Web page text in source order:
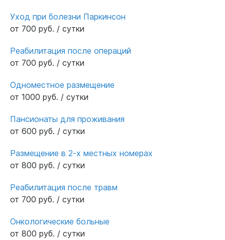
Уход при болезни Паркинсон
от 700 руб. / сутки
Реабилитация после операций
от 700 руб. / сутки
Одноместное размещение
от 1000 руб. / сутки
Пансионаты для проживания
от 600 руб. / сутки
Размещение в 2-х местных номерах
от 800 руб. / сутки
Реабилитация после травм
от 700 руб. / сутки
Онкологические больные
от 800 руб. / сутки